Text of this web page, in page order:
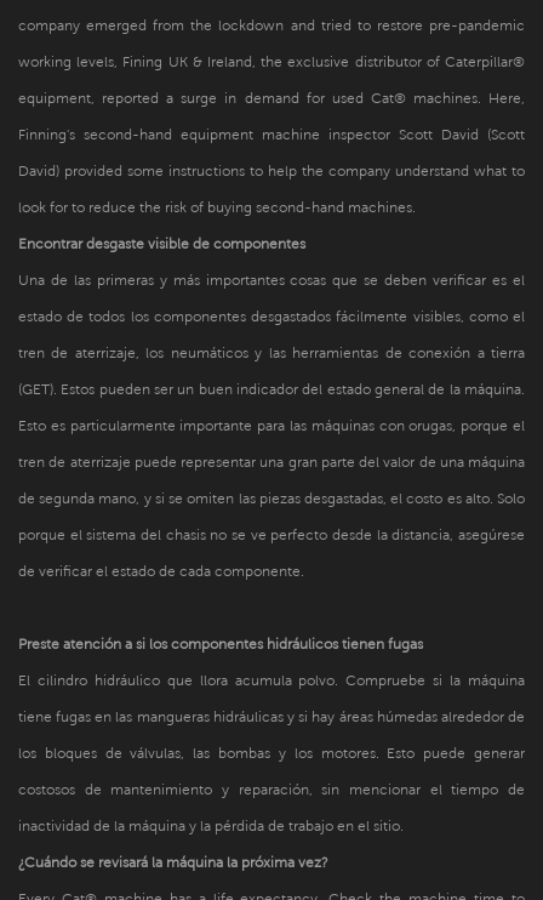
company emerged from the lockdown and tried to restore pre-pandemic
working levels, Fining UK & Ireland, the exclusive distributor of Caterpillar®
equipment, reported a surge in demand for used Cat® machines. Here,
Finning's second-hand equipment machine inspector Scott David (Scott
David) provided some instructions to help the company understand what to
look for to reduce the risk of buying second-hand machines.
Encontrar desgaste visible de componentes
Una de las primeras y más importantes cosas que se deben verificar es el
estado de todos los componentes desgastados fácilmente visibles, como el
tren de aterrizaje, los neumáticos y las herramientas de conexión a tierra
(GET). Estos pueden ser un buen indicador del estado general de la máquina.
Esto es particularmente importante para las máquinas con orugas, porque el
tren de aterrizaje puede representar una gran parte del valor de una máquina
de segunda mano, y si se omiten las piezas desgastadas, el costo es alto. Solo
porque el sistema del chasis no se ve perfecto desde la distancia, asegúrese
de verificar el estado de cada componente.
Preste atención a si los componentes hidráulicos tienen fugas
El cilindro hidráulico que llora acumula polvo. Compruebe si la máquina
tiene fugas en las mangueras hidráulicas y si hay áreas húmedas alrededor de
los bloques de válvulas, las bombas y los motores. Esto puede generar
costosos de mantenimiento y reparación, sin mencionar el tiempo de
inactividad de la máquina y la pérdida de trabajo en el sitio.
¿Cuándo se revisará la máquina la próxima vez?